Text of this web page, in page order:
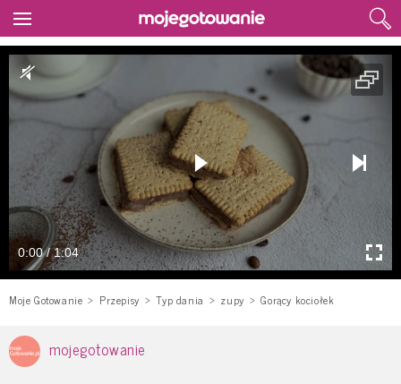
0:00 / 1:04
Moje Gotowanie Przepisy Typ dania zupy Gorący kociołek
mojegotowanie